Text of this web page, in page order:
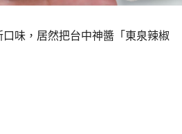
味，居然把台中神醬「東泉辣椒